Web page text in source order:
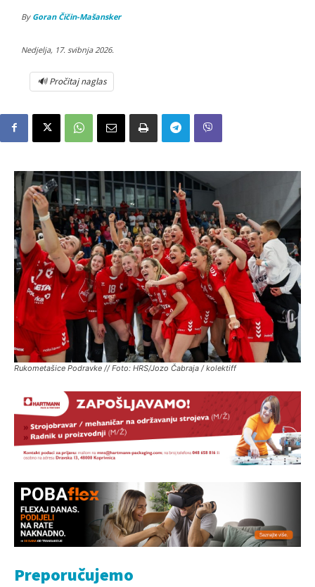
By Goran Čičin-Mašansker
Nedjelja, 17. svibnja 2026.
🔊 Pročitaj naglas
Rukometašice Podravke // Foto: HRS/Jozo Čabraja / kolektiff
Preporučujemo